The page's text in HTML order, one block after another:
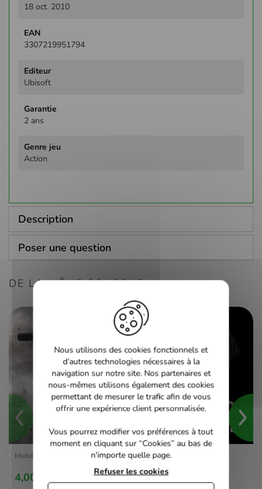
18 oct. 2010
3307219951794
Ubisoft
2 ans
Action
Description
Poser une question
DE LA MÊME CONSOLE
Medal of Honor - PS3
4,00 €
Nous utilisons des cookies fonctionnels et
d’autres technologies nécessaires à la
navigation sur notre site. Nos partenaires et
nous-mêmes utilisons également des cookies
permettant de mesurer le trafic afin de vous
offrir une expérience client personnalisée.
Vous pourrez modifier vos préférences à tout
moment en cliquant sur “Cookies” au bas de
n'importe quelle page.
Refuser les cookies